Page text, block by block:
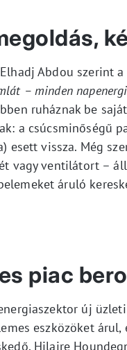
Abdou szerint
– minden
ruháznak be
a csúcsminőségű
esett vissza. Még
vagy ventilátort –
áruló
piac
új
eszközöket
Hilaire